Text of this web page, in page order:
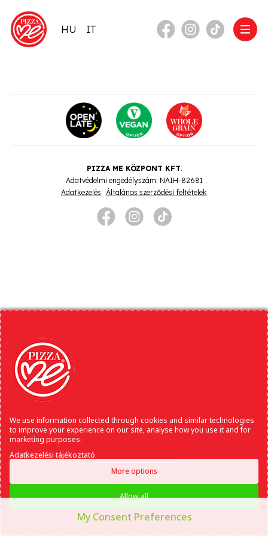
HU IT
PIZZA ME KÖZPONT KFT.
Adatvédelmi engedélyszám: NAIH-82681
Adatkezelés Általános szerződési feltételek
We use information collected through cookies and similar technologies
to improve your experience on our site, analyse how you use it and for
marketing purposes.
Adatkezelési tájékoztató
More options
Allow all
My Consent Preferences